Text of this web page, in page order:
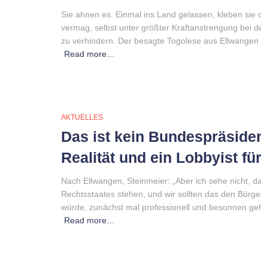
Sie ahnen es. Einmal ins Land gelassen, kleben
vermag, selbst unter größter Kraftanstrengung bei
zu verhindern. Der besagte Togolese aus
Read more…
AKTUELLES
Das ist kein
Realität und ein Lobbyist
Nach Ellwangen, Steinmeier: „Aber ich sehe nicht,
Rechtsstaates stehen, und wir sollten das den
würde, zunächst mal professionell und besonnen
Read more…